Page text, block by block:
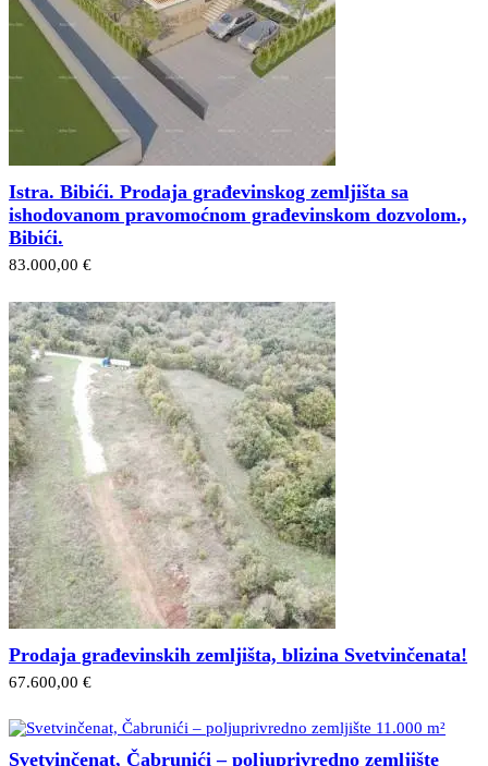
Istra. Bibići. Prodaja građevinskog zemljišta sa
ishodovanom pravomoćnom građevinskom dozvolom.,
Bibići.
83.000,00 €
Prodaja građevinskih zemljišta, blizina Svetvinčenata!
67.600,00 €
Svetvinčenat, Čabrunići – poljuprivredno zemljište